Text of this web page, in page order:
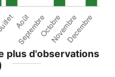
plus d'observations